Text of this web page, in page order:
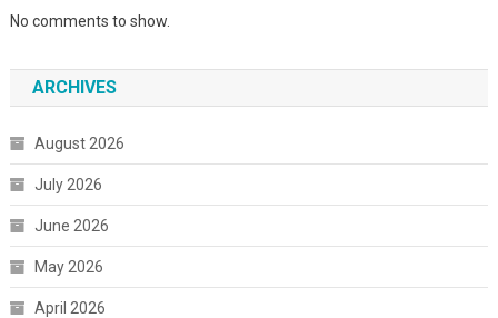
No comments to show.
ARCHIVES
August 2026
July 2026
June 2026
May 2026
April 2026